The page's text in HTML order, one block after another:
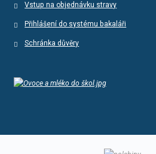
Vstup na objednávku stravy
Přihlášení do systému bakaláři
Schránka důvěry